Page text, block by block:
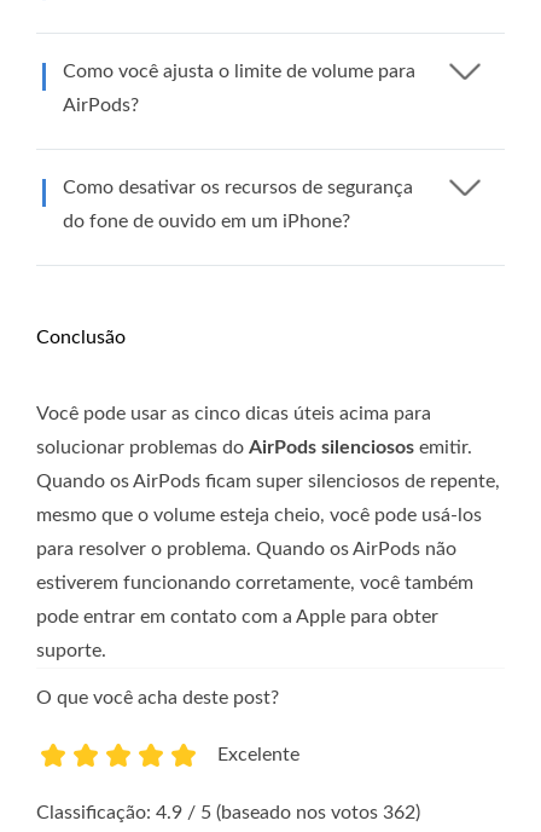
Como você ajusta o limite de volume para
AirPods?
Como desativar os recursos de segurança
do fone de ouvido em um iPhone?
Conclusão
Você pode usar as cinco dicas úteis acima para
solucionar problemas do AirPods silenciosos emitir.
Quando os AirPods ficam super silenciosos de repente,
mesmo que o volume esteja cheio, você pode usá-los
para resolver o problema. Quando os AirPods não
estiverem funcionando corretamente, você também
pode entrar em contato com a Apple para obter
suporte.
O que você acha deste post?
Excelente
Classificação: 4.9 / 5 (baseado nos votos 362)